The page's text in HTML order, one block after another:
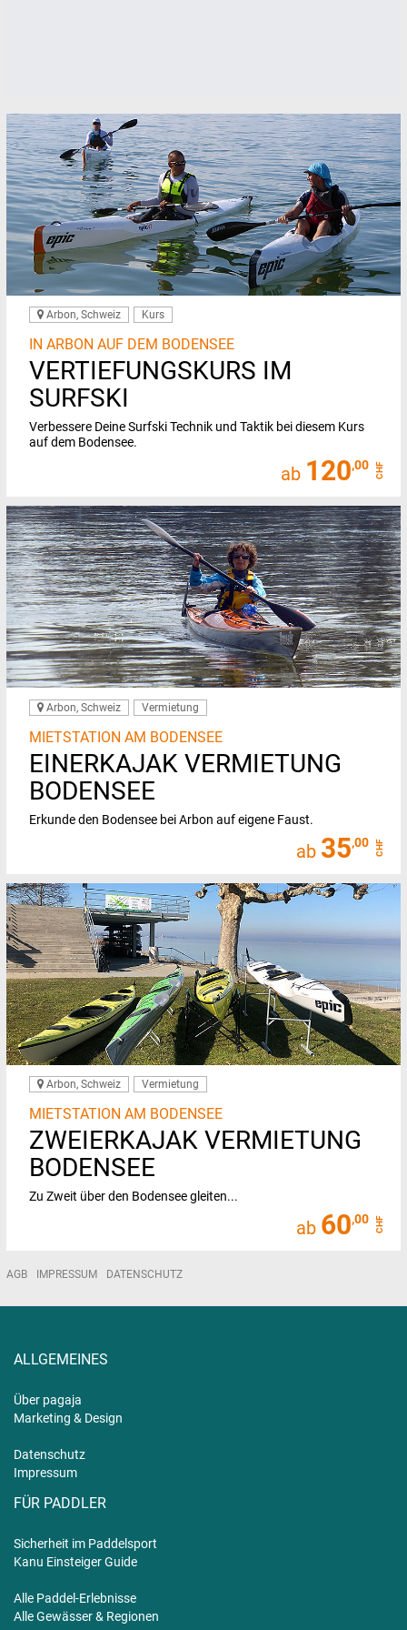
Arbon, Schweiz Kurs
IN ARBON AUF DEM BODENSEE
VERTIEFUNGSKURS IM
SURFSKI
Verbessere Deine Surfski Technik und Taktik bei diesem Kurs
auf dem Bodensee.
ab 120,00 CHF
Arbon, Schweiz Vermietung
MIETSTATION AM BODENSEE
EINERKAJAK VERMIETUNG
BODENSEE
Erkunde den Bodensee bei Arbon auf eigene Faust.
ab 35,00 CHF
Arbon, Schweiz Vermietung
MIETSTATION AM BODENSEE
ZWEIERKAJAK VERMIETUNG
BODENSEE
Zu Zweit über den Bodensee gleiten...
ab 60,00 CHF
AGB IMPRESSUM DATENSCHUTZ
ALLGEMEINES
Über pagaja
Marketing & Design
Datenschutz
Impressum
FÜR PADDLER
Sicherheit im Paddelsport
Kanu Einsteiger Guide
Alle Paddel-Erlebnisse
Alle Gewässer & Regionen